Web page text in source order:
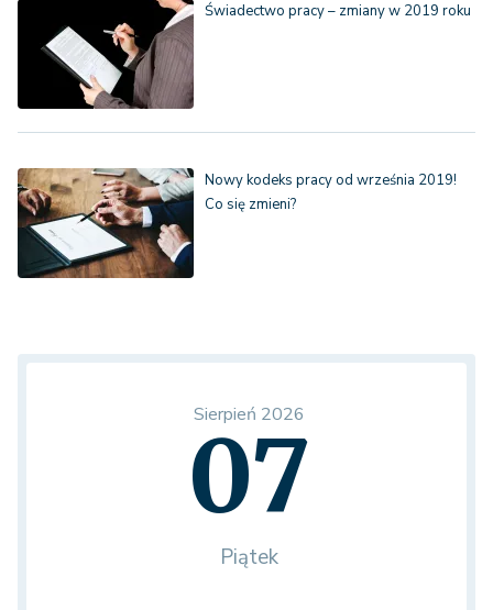
Świadectwo pracy – zmiany w 2019 roku
Nowy kodeks pracy od września 2019!
Co się zmieni?
Sierpień 2026
07
Piątek